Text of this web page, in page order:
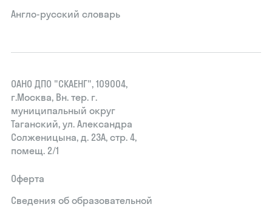
Англо-русский словарь
ОАНО ДПО "СКАЕНГ", 109004,
г.Москва, Вн. тер. г.
муниципальный округ
Таганский, ул. Александра
Солженицына, д. 23А, стр. 4,
помещ. 2/1
Оферта
Сведения об образовательной